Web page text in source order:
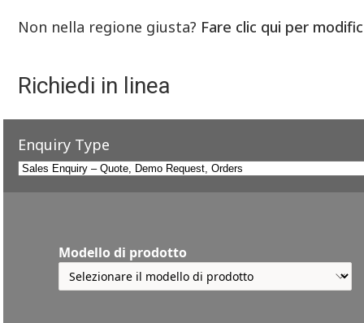
Non nella regione giusta? Fare clic qui per
Richiedi in linea
Enquiry Type
Modello di prodotto